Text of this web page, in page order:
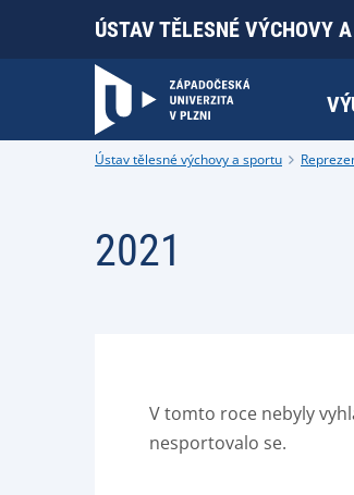
ÚSTAV TĚLESNÉ VÝCHOVY
Ústav tělesné výchovy a sportu
2021
V tomto roce nebyly
nesportovalo se.